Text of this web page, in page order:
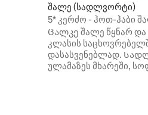
შალე (სადლვორტი)
5* კერძო - ჰოთ-ჰაბი
Განიტვირთეთ -
Ცალკე შალე წყნარ
კლასის
დასასვენებლად. Სადლვორთის
ულამაზეს მხარეში,